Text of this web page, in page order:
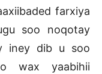
farxiya
soo noqotay
iney dib u soo
wax yaabihii